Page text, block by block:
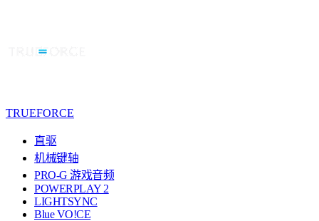
TRUEFORCE
直驱
机械键轴
PRO-G 游戏音频
POWERPLAY 2
LIGHTSYNC
Blue VO!CE